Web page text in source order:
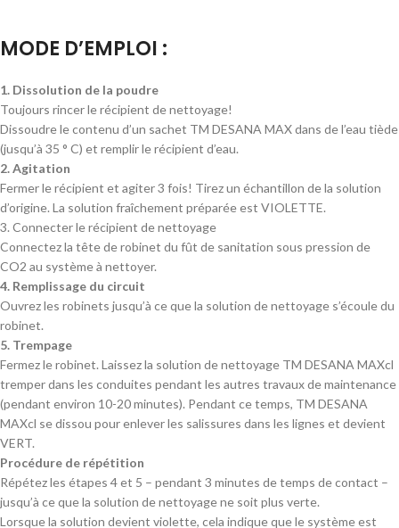
MODE D’EMPLOI :
1. Dissolution de la poudre
Toujours rincer le récipient de nettoyage!
Dissoudre le contenu d’un sachet TM DESANA MAX dans de l’eau tiède
(jusqu’à 35 ° C) et remplir le récipient d’eau.
2. Agitation
Fermer le récipient et agiter 3 fois! Tirez un échantillon de la solution
d’origine. La solution fraîchement préparée est VIOLETTE.
3. Connecter le récipient de nettoyage
Connectez la tête de robinet du fût de sanitation sous pression de
CO2 au système à nettoyer.
4. Remplissage du circuit
Ouvrez les robinets jusqu’à ce que la solution de nettoyage s’écoule du
robinet.
5. Trempage
Fermez le robinet. Laissez la solution de nettoyage TM DESANA MAXcl
tremper dans les conduites pendant les autres travaux de maintenance
(pendant environ 10-20 minutes). Pendant ce temps, TM DESANA
MAXcl se dissou pour enlever les salissures dans les lignes et devient
VERT.
Procédure de répétition
Répétez les étapes 4 et 5 – pendant 3 minutes de temps de contact –
jusqu’à ce que la solution de nettoyage ne soit plus verte.
Lorsque la solution devient violette, cela indique que le système est